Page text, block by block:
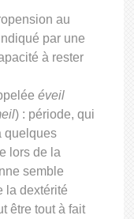
au
par une
à rester
éveil
) : période, qui
quelques
lors de la
semble
la dextérité
être tout à fait